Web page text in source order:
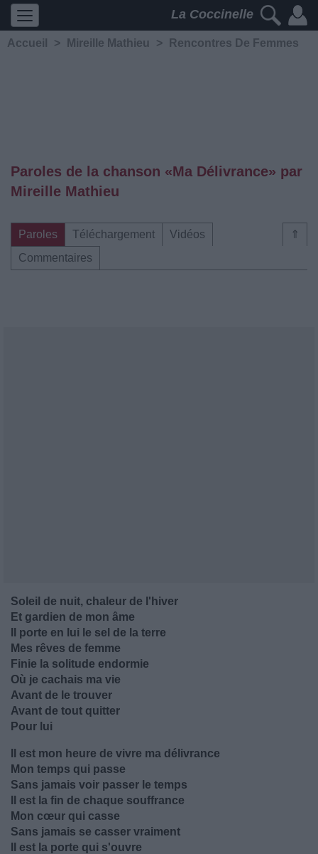
La Coccinelle
Accueil > Mireille Mathieu > Rencontres De Femmes
Paroles de la chanson «Ma Délivrance» par
Mireille Mathieu
⇑
Paroles Téléchargement
Vidéos
Commentaires
Soleil de nuit, chaleur de l'hiver
Et gardien de mon âme
Il porte en lui le sel de la terre
Mes rêves de femme
Finie la solitude endormie
Où je cachais ma vie
Avant de le trouver
Avant de tout quitter
Pour lui
Il est mon heure de vivre ma délivrance
Mon temps qui passe
Sans jamais voir passer le temps
Il est la fin de chaque souffrance
Mon cœur qui casse
Sans jamais se casser vraiment
Il est la porte qui s'ouvre